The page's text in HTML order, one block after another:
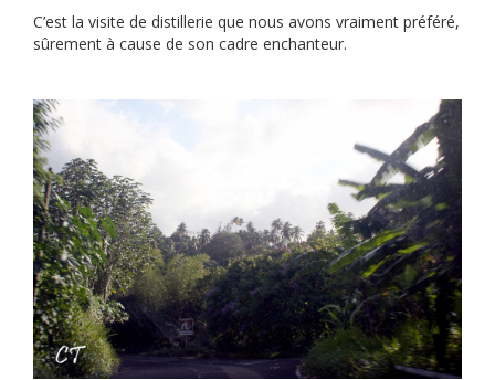
C’est la visite de distillerie que nous avons vraiment préféré,
sûrement à cause de son cadre enchanteur.